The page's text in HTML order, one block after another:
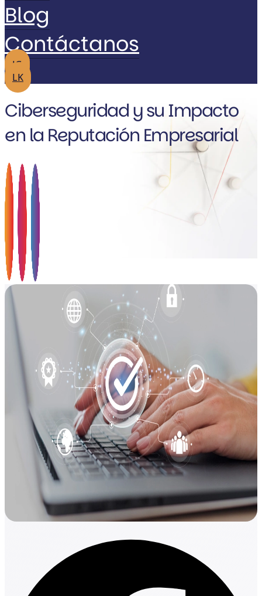
Blog
Contáctanos
IG
LK
Ciberseguridad y su Impacto
en la Reputación Empresarial